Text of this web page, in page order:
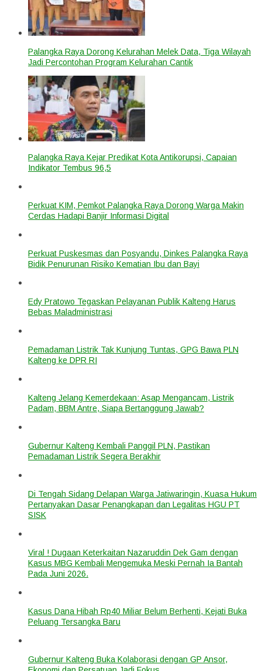
Palangka Raya Dorong Kelurahan Melek Data, Tiga Wilayah
Jadi Percontohan Program Kelurahan Cantik
Palangka Raya Kejar Predikat Kota Antikorupsi, Capaian
Indikator Tembus 96,5
Perkuat KIM, Pemkot Palangka Raya Dorong Warga Makin
Cerdas Hadapi Banjir Informasi Digital
Perkuat Puskesmas dan Posyandu, Dinkes Palangka Raya
Bidik Penurunan Risiko Kematian Ibu dan Bayi
Edy Pratowo Tegaskan Pelayanan Publik Kalteng Harus
Bebas Maladministrasi
Pemadaman Listrik Tak Kunjung Tuntas, GPG Bawa PLN
Kalteng ke DPR RI
Kalteng Jelang Kemerdekaan: Asap Mengancam, Listrik
Padam, BBM Antre, Siapa Bertanggung Jawab?
Gubernur Kalteng Kembali Panggil PLN, Pastikan
Pemadaman Listrik Segera Berakhir
Di Tengah Sidang Delapan Warga Jatiwaringin, Kuasa Hukum
Pertanyakan Dasar Penangkapan dan Legalitas HGU PT
SISK
Viral ! Dugaan Keterkaitan Nazaruddin Dek Gam dengan
Kasus MBG Kembali Mengemuka Meski Pernah Ia Bantah
Pada Juni 2026.
Kasus Dana Hibah Rp40 Miliar Belum Berhenti, Kejati Buka
Peluang Tersangka Baru
Gubernur Kalteng Buka Kolaborasi dengan GP Ansor,